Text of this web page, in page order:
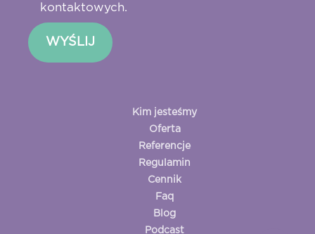
kontaktowych.
Kim jesteśmy
Oferta
Referencje
Regulamin
Cennik
Faq
Blog
Podcast